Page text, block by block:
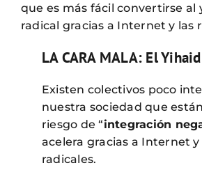
que es más fácil convertirse al
radical gracias a Internet y las
LA CARA MALA: El
Existen colectivos poco
nuestra sociedad que
riesgo de “integración
acelera gracias a Internet y
radicales.